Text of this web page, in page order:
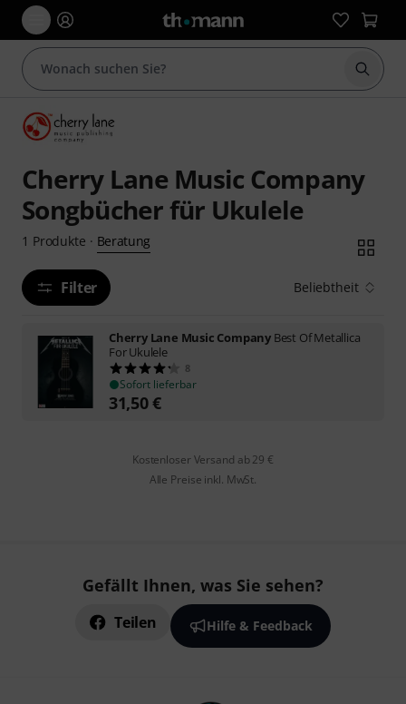
Suche
Cherry Lane Music Company
Songbücher für Ukulele
1 Produkte · Beratung
Filter Beliebtheit
Cherry Lane Music Company Best Of Metallica
For Ukulele
8
Sofort lieferbar
31,50€
Kostenloser Versand ab 29 €
Alle Preise inkl. MwSt.
Gefällt Ihnen, was Sie sehen?
Teilen Hilfe & Feedback